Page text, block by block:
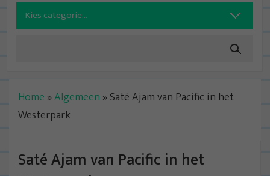
Search
for:
Home »Algemeen » Saté Ajam van Pacific in het
Westerpark
Saté Ajam van Pacific in het